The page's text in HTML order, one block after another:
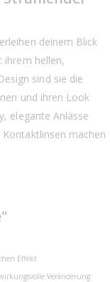
deinem Blick
ihrem hellen,
sind sie die
und ihren Look
elegante Anlässe
machen
Effekt
Veränderung